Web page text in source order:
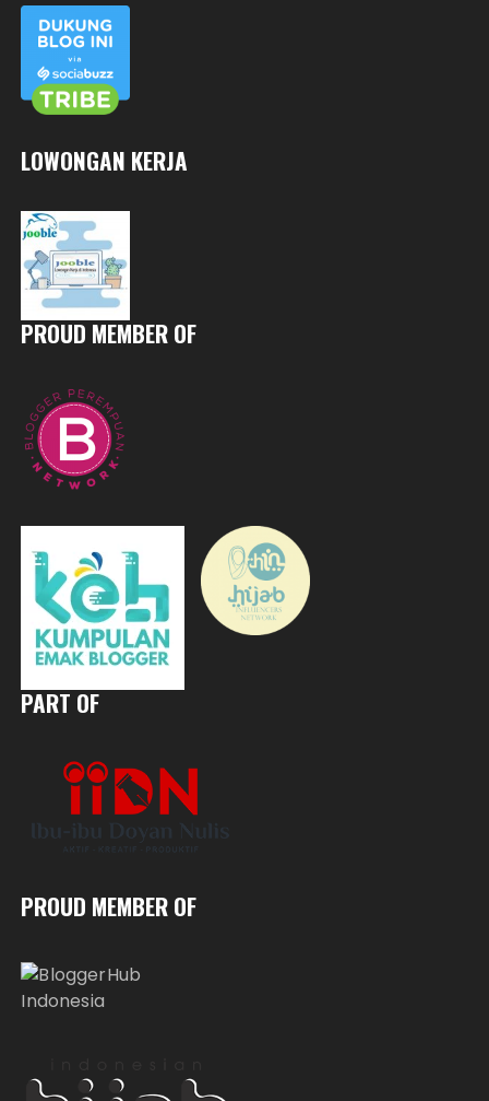
LOWONGAN KERJA
PROUD MEMBER OF
PART OF
PROUD MEMBER OF